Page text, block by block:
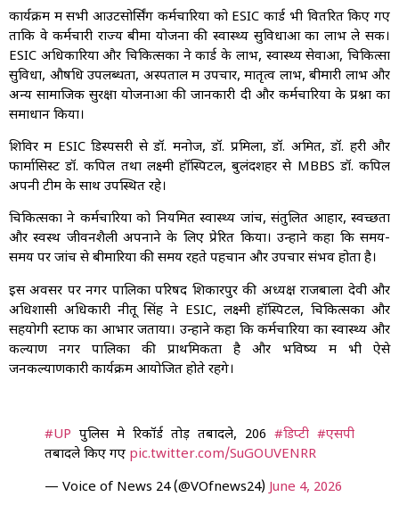
कार्यक्रम में सभी आउटसोर्सिंग कर्मचारियों को ESIC कार्ड भी वितरित किए गए
ताकि वे कर्मचारी राज्य बीमा योजना की स्वास्थ्य सुविधाओं का लाभ ले सकें।
ESIC अधिकारियों और चिकित्सकों ने कार्ड के लाभ, स्वास्थ्य सेवाओं, चिकित्सा
सुविधा, औषधि उपलब्धता, अस्पताल में उपचार, मातृत्व लाभ, बीमारी लाभ और
अन्य सामाजिक सुरक्षा योजनाओं की जानकारी दी और कर्मचारियों के प्रश्नों का
समाधान किया।
शिविर में ESIC डिस्पेंसरी से डॉ. मनोज, डॉ. प्रमिला, डॉ. अमित, डॉ. हरी और
फार्मासिस्ट डॉ. कपिल तथा लक्ष्मी हॉस्पिटल, बुलंदशहर से MBBS डॉ. कपिल
अपनी टीम के साथ उपस्थित रहे।
चिकित्सकों ने कर्मचारियों को नियमित स्वास्थ्य जांच, संतुलित आहार, स्वच्छता
और स्वस्थ जीवनशैली अपनाने के लिए प्रेरित किया। उन्होंने कहा कि समय-
समय पर जांच से बीमारियों की समय रहते पहचान और उपचार संभव होता है।
इस अवसर पर नगर पालिका परिषद शिकारपुर की अध्यक्ष राजबाला देवी और
अधिशासी अधिकारी नीतू सिंह ने ESIC, लक्ष्मी हॉस्पिटल, चिकित्सकों और
सहयोगी स्टाफ का आभार जताया। उन्होंने कहा कि कर्मचारियों का स्वास्थ्य और
कल्याण नगर पालिका की प्राथमिकता है और भविष्य में भी ऐसे
जनकल्याणकारी कार्यक्रम आयोजित होते रहेंगे।
#UP पुलिस मे रिकॉर्ड तोड़ तबादले, 206 #डिप्टी #एसपी
तबादले किए गए pic.twitter.com/SuGOUVENRR
— Voice of News 24 (@VOfnews24) June 4, 2026